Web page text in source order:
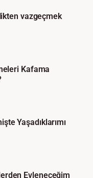
vazgeçmek
Kafama
Yaşadıklarımı
Evleneceğim